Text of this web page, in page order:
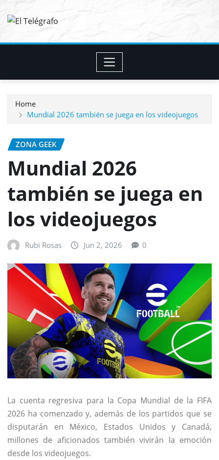
Home
Mundial 2026 también se juega en los videojuegos
ZONA GEEK
Mundial 2026
también se juega en
los videojuegos
Rubi Rosas Jun 2, 2026 0
La cuenta regresiva para la Copa Mundial de la FIFA
2026 ha comenzado y, además de los partidos que se
disputarán en México, Estados Unidos y Canadá,
millones de aficionados también vivirán la emoción
desde los videojuegos.